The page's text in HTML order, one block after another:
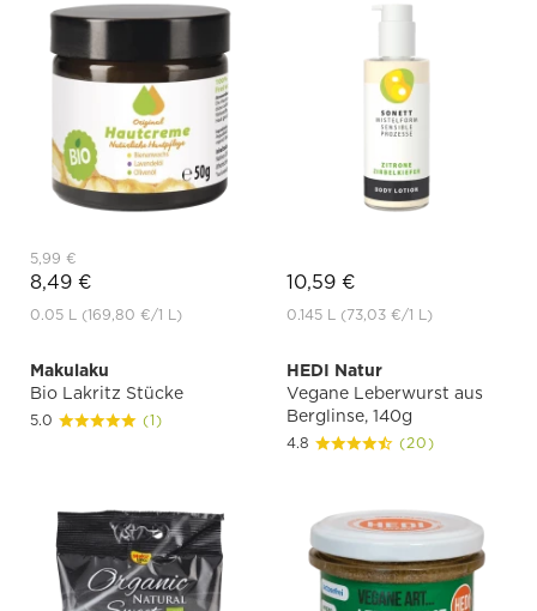
5,99 €
8,49 €
0.05 L (169,80 €/1 L)
10,59 €
0.145 L (73,03 €/1 L)
Makulaku
Bio Lakritz Stücke
5.0 (1)
HEDI Natur
Vegane Leberwurst aus
Berglinse, 140g
4.8 (20)